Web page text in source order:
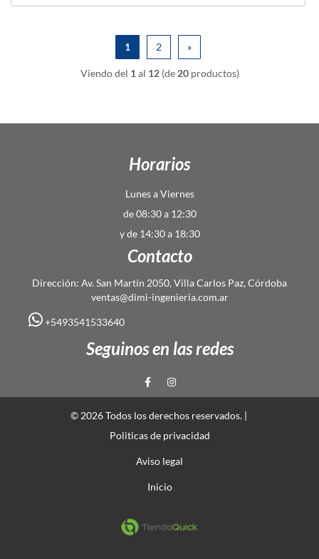
1 2 »
Viendo del 1 al 12(de 20productos)
Horarios
Lunes a Viernes
de 08:30 a 12:30
y de 14:30 a 18:30
Contacto
Dirección: Av. San Martín 2050, Villa Carlos Paz, Córdoba
ventas@dimi-ingenieria.com.ar
+5493541533640
Seguinos en las redes
© 2026 Todos los derechos reservados. |
Politicas de privacidad
Aviso legal
Inicio